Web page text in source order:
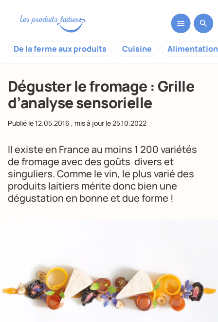
De la ferme aux produits Cuisine
Déguster le fromage : Grille
d’analyse sensorielle
Publié le12.05.2016 , mis à jour le25.10.2022
Il existe en France au moins 1 200 variétés
de fromage avec des goûts diverset
singuliers. Comme le vin, le plus varié des
produits laitiers mérite donc bien une
dégustation en bonne et due forme !